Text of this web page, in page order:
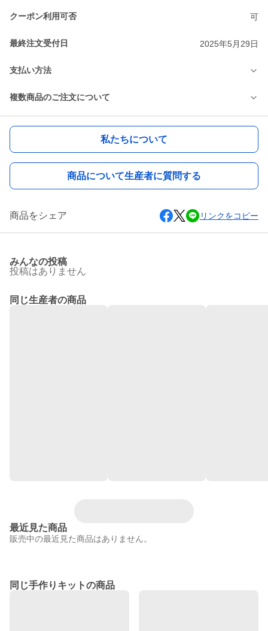
クーポン利用可否 可
最終注文受付日 2025年5月29日
支払い方法
複数商品のご注文について
私たちについて
商品について生産者に質問する
商品をシェア リンクをコピー
みんなの投稿
投稿はありません
同じ生産者の商品
最近見た商品
販売中の最近見た商品はありません。
同じ手作りキットの商品